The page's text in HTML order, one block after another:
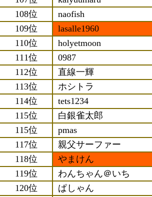
108位
naofish
109位
lasalle1960
110位
holyetmoon
111位
0987
112位
直線一輝
113位
ホシトラ
114位
tets1234
115位
白銀雀太郎
115位
pmas
117位
親父サーファー
118位
やまけん
119位
わんちゃん＠いち
120位
ぱしゃん